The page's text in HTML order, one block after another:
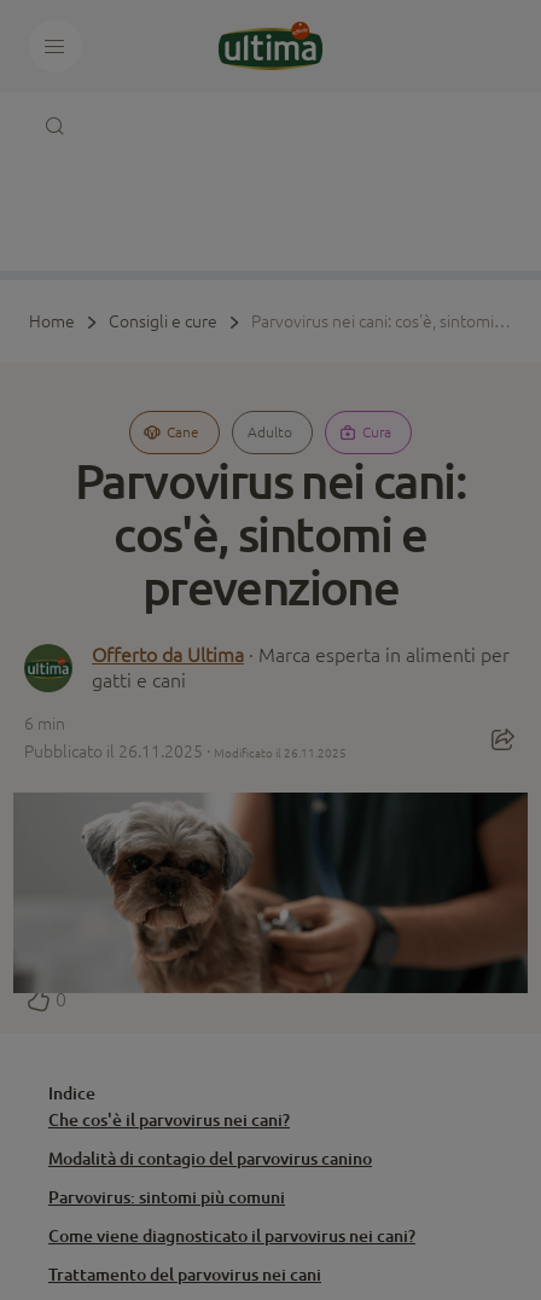
Home Consigli e cure Parvovirus nei cani: cos'è, sintomi e prevenzione
Cane Adulto Cura
Parvovirus nei cani:
cos'è, sintomi e
prevenzione
Offerto da Ultima · Marca esperta in alimenti per
gatti e cani
6 min
Pubblicato il 26.11.2025 · Modificato il 26.11.2025
0
Indice
Che cos'è il parvovirus nei cani?
Modalità di contagio del parvovirus canino
Parvovirus: sintomi più comuni
Come viene diagnosticato il parvovirus nei cani?
Trattamento del parvovirus nei cani